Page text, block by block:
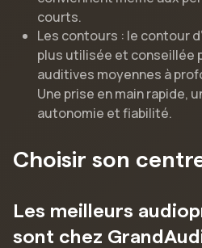
courts.
Les contours : le contour
plus utilisée et conseillée
auditives moyennes à
Une prise en main rapide,
autonomie et fiabilité.
Choisir son
Les meilleurs
sont chez